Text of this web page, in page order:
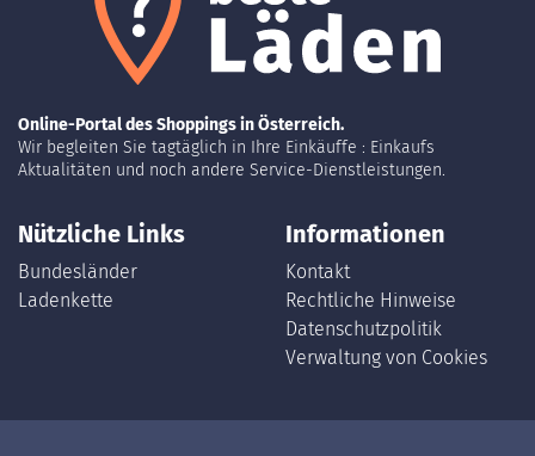
Online-Portal des Shoppings in Österreich.
Wir begleiten Sie tagtäglich in Ihre Einkäuffe : Einkaufs
Aktualitäten und noch andere Service-Dienstleistungen.
Nützliche Links
Bundesländer
Ladenkette
Informationen
Kontakt
Rechtliche Hinweise
Datenschutzpolitik
Verwaltung von Cookies